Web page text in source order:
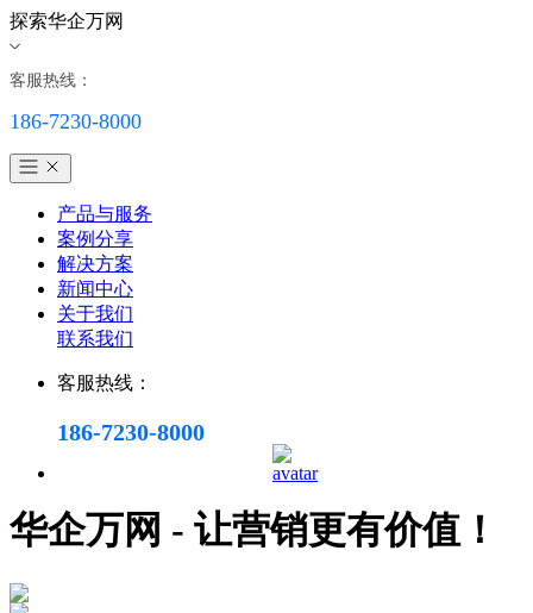
探索华企万网
客服热线：
186-7230-8000
产品与服务
案例分享
解决方案
新闻中心
关于我们
联系我们
客服热线：
186-7230-8000
华企万网 - 让营销更有价值！